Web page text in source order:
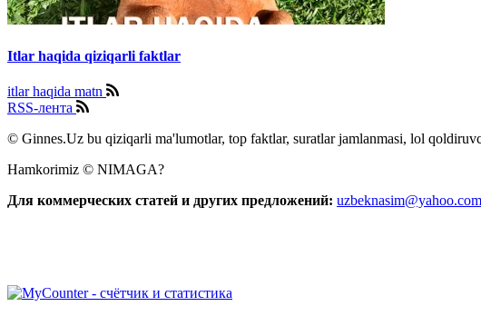
Itlar haqida qiziqarli faktlar
itlar haqida matn
RSS-лента
© Ginnes.Uz bu qiziqarli ma'lumotlar, top faktlar, suratlar jamlanmasi, lol
Hamkorimiz © NIMAGA?
Для коммерческих статей и других предложений: uzbeknasim@yahoo.com